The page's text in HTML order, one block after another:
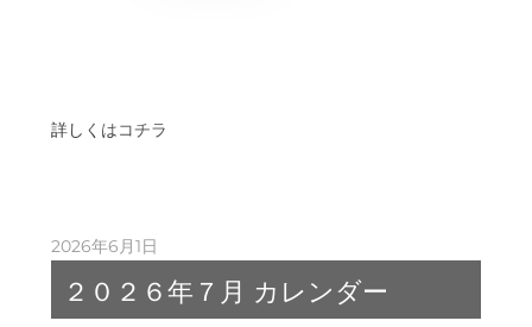
詳しくはコチラ
2026年6月1日
２０２６年７月 カレンダー